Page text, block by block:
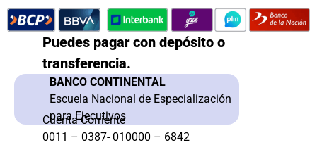
Puedes pagar con depósito o
transferencia.
BANCO CONTINENTAL
Escuela Nacional de Especialización
para Ejecutivos
Cuenta Corriente
0011 – 0387- 010000 – 6842